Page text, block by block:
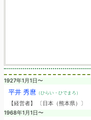
1927年1月1日〜
平井 秀麿 （ひらい・ひでまろ）
【経営者】 〔日本（熊本県）〕
1968年1月1日〜